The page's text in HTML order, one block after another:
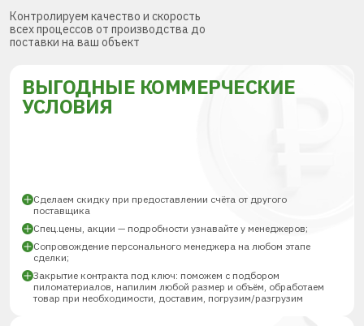
Контролируем качество и скорость
всех процессов от производства до
поставки на ваш объект
ВЫГОДНЫЕ КОММЕРЧЕСКИЕ
УСЛОВИЯ
Сделаем скидку при предоставлении счёта от другого
поставщика
Спец.цены, акции — подробности узнавайте у менеджеров;
Сопровождение персонального менеджера на любом этапе
сделки;
Закрытие контракта под ключ: поможем с подбором
пиломатериалов, напилим любой размер и объём, обработаем
товар при необходимости, доставим, погрузим/разгрузим